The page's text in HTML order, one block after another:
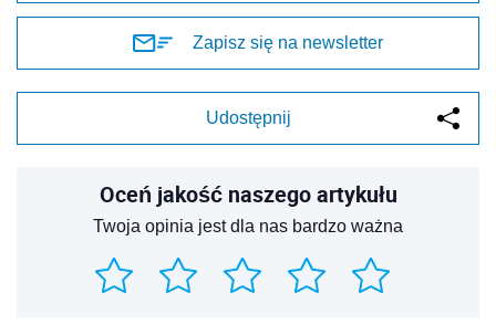
Zapisz się na newsletter
Udostępnij
Oceń jakość naszego artykułu
Twoja opinia jest dla nas bardzo ważna